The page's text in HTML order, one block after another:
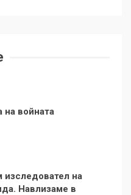
Навлизаме в
щати вече
се преструват, че